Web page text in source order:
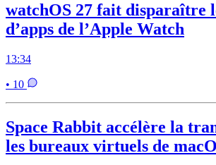
watchOS 27 fait disparaître
d’apps de l’Apple Watch
13:34
• 10
Space Rabbit accélère la
les bureaux virtuels de